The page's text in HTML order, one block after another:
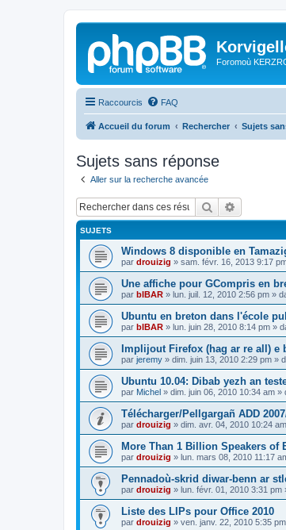
Foromoù
Raccourcis FAQ
Accueil du forum Rechercher Sujets
Sujets sans réponse
Aller sur la recherche avancée
Rechercher
SUJETS
Windows 8 disponible en
par drouizig » sam. févr. 16, 2013 9:17
Une affiche pour GCompris en
par bIBAR » lun. juil. 12, 2010 2:56 pm »
Ubuntu en breton dans l'école
par bIBAR » lun. juin 28, 2010 8:14 pm »
Implijout Firefox (hag ar re all) e
par jeremy » dim. juin 13, 2010 2:29 pm »
Ubuntu 10.04: Dibab yezh an
par Michel » dim. juin 06, 2010 10:34 am »
Télécharger/Pellgargañ ADD
par drouizig » dim. avr. 04, 2010 10:24 am
More Than 1 Billion Speakers of
par drouizig » lun. mars 08, 2010 11:17
Pennadoù-skrid diwar-benn ar
par drouizig » lun. févr. 01, 2010 3:31 pm
Liste des LIPs pour Office 2010
par drouizig » ven. janv. 22, 2010 5:35 pm